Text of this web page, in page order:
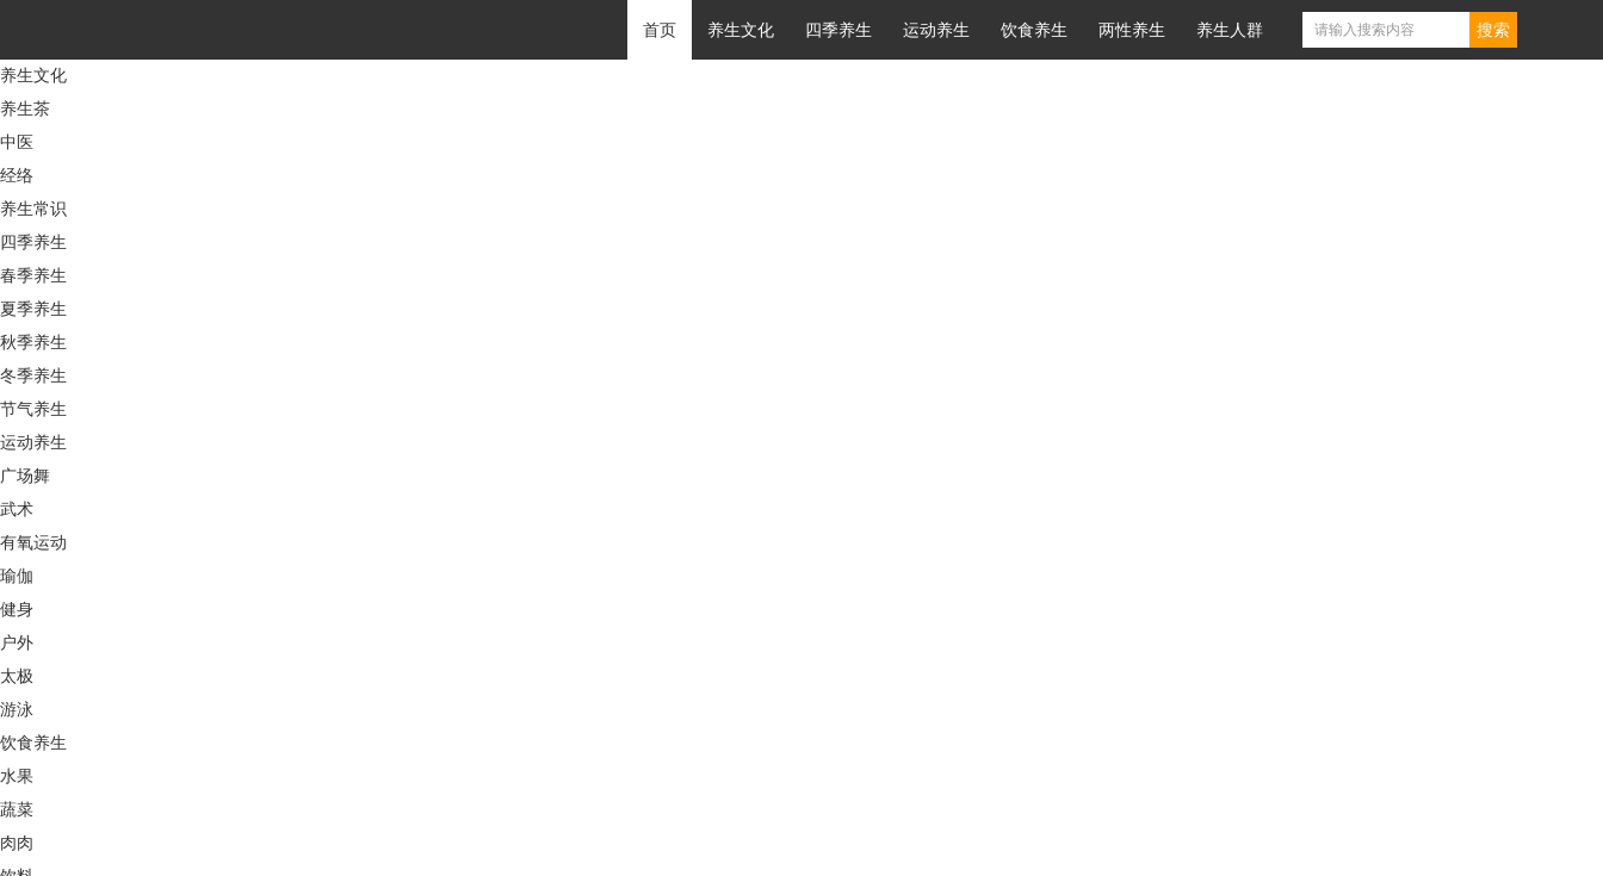
首页 养生文化 四季养生 运动养生 饮食养生 两性养生 养生人群
养生文化
养生茶
中医
经络
养生常识
四季养生
春季养生
夏季养生
秋季养生
冬季养生
节气养生
运动养生
广场舞
武术
有氧运动
瑜伽
健身
户外
太极
游泳
饮食养生
水果
蔬菜
肉肉